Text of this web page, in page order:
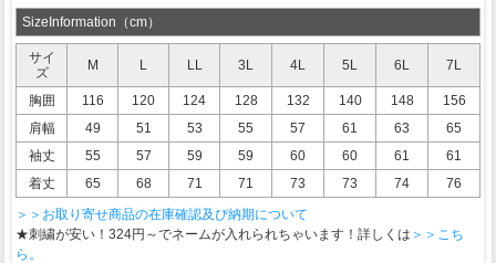
SizeInformation（cm）
サイ
ズ
M L LL 3L 4L 5L 6L 7L
胸囲 116 120 124 128 132 140 148
156
肩幅
49 51 53 55 57 61 63
65
袖丈
55 57 59 59 60 60 61
61
着丈
65 68 71 71 73 73 74
76
＞＞お取り寄せ商品の在庫確認及び納期について
★刺繍が安い！324円～でネームが入れられちゃいます！詳しくは ＞＞こち
ら。